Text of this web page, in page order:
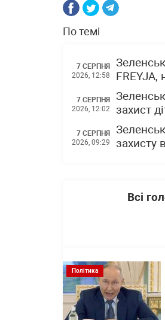
По темі
7 СЕРПНЯ
2026, 12:58
FREYJA,
7 СЕРПНЯ
2026, 12:02
захист
7 СЕРПНЯ
2026, 09:29
захисту
Всі
Політика